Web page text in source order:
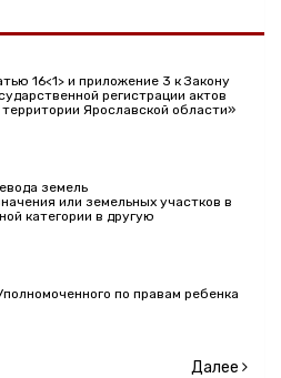
16<1> и приложение 3 к Закону
регистрации актов
Ярославской области»
земель
или земельных участков в
категории в другую
по правам ребенка
Далее